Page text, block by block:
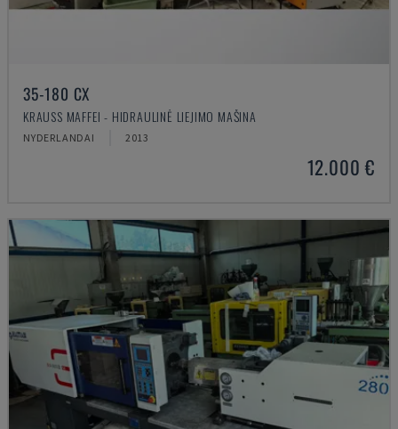
35-180 CX
KRAUSS MAFFEI - HIDRAULINĖ LIEJIMO MAŠINA
NYDERLANDAI 2013
12.000 €